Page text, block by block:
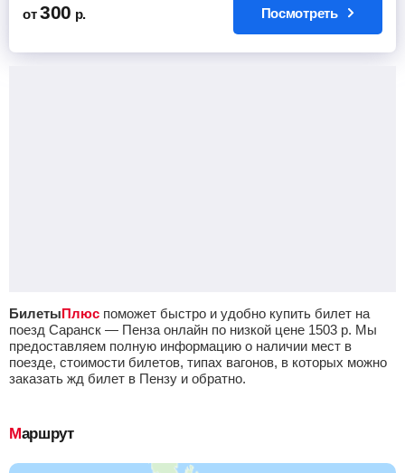
от300 р. Посмотреть
БилетыПлюс поможет быстро и удобно купить билет на
поезд Саранск — Пенза онлайн по низкой цене 1503 р. Мы
предоставляем полную информацию о наличии мест в
поезде, стоимости билетов, типах вагонов, в которых можно
заказать жд билет в Пензу и обратно.
Маршрут